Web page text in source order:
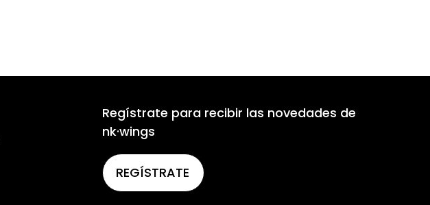
Regístrate para recibir las novedades de
nk·wings
REGÍSTRATE